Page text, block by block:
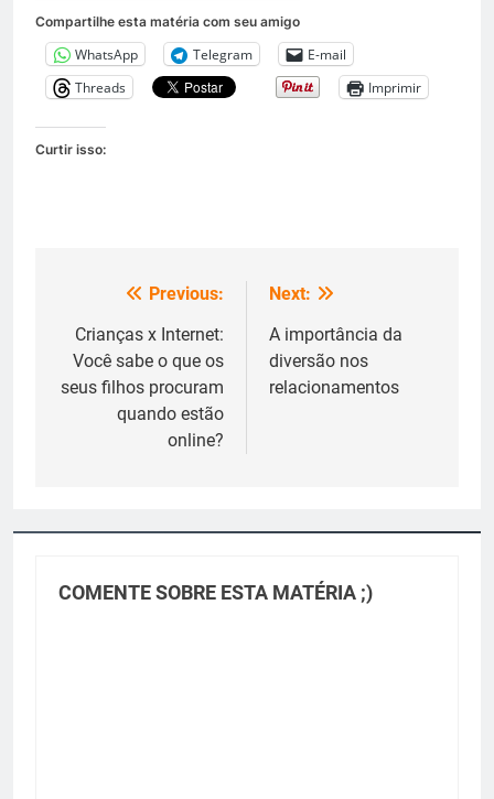
Compartilhe esta matéria com seu amigo
WhatsApp Telegram
E-mail
Threads
Imprimir
Curtir isso:
Navegação
de
Post
Previous:
Crianças x Internet:
Você sabe o que os
seus filhos procuram
quando estão
online?
Next:
A importância da
diversão nos
relacionamentos
COMENTE SOBRE ESTA MATÉRIA ;)